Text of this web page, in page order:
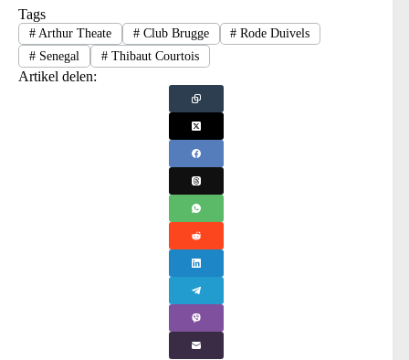
Tags
#Arthur Theate #Club Brugge # Rode Duivels
#Senegal #Thibaut Courtois
Artikel delen: